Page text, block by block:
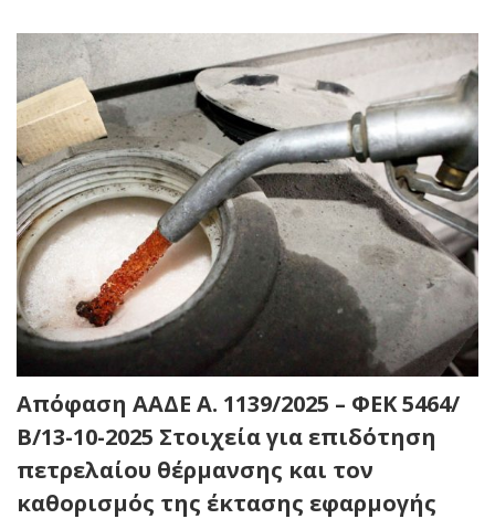
Απόφαση ΑΑΔΕ Α. 1139/2025 – ΦΕΚ 5464/
Β/13-10-2025 Στοιχεία για επιδότηση
πετρελαίου θέρμανσης και τον
καθορισμός της έκτασης εφαρμογής